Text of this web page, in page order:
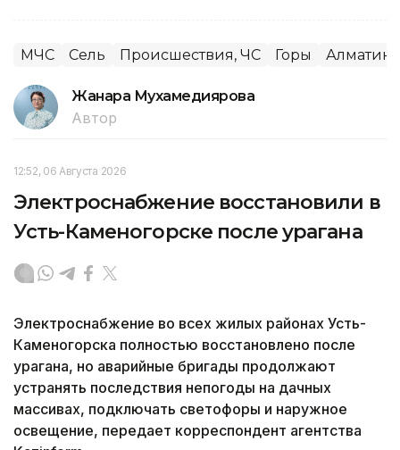
МЧС Сель Происшествия, ЧС Горы
Жанара Мухамедиярова
Автор
12:52, 06 Августа 2026
Электроснабжение восстановили в
Усть-Каменогорске после урагана
Электроснабжение во всех жилых районах Усть-
Каменогорска полностью восстановлено после
урагана, но аварийные бригады продолжают
устранять последствия непогоды на дачных
массивах, подключать светофоры и наружное
освещение, передает корреспондент агентства